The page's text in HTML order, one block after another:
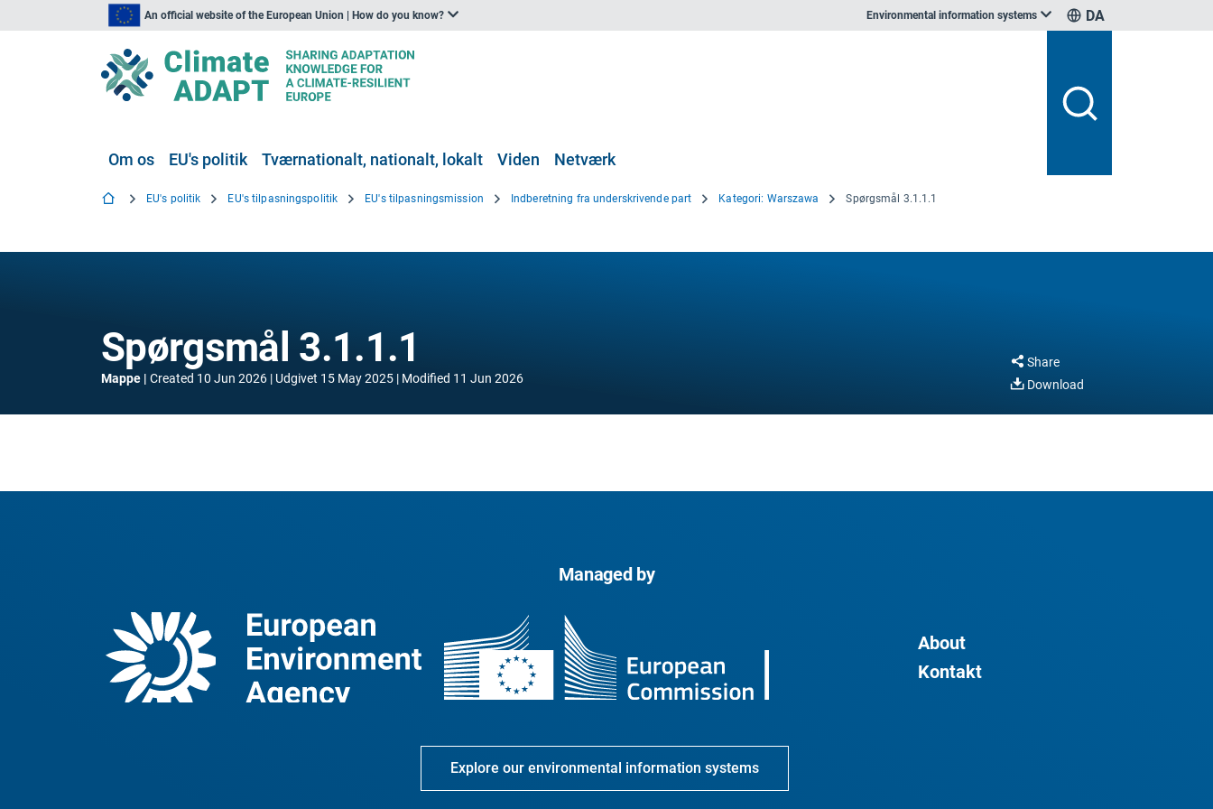
An official website of the European Union | How do you know? Environmental information systems DA
Om os EU's politik Tværnationalt, nationalt, lokalt Viden Netværk
EU's politik EU's tilpasningspolitik EU's tilpasningsmission Indberetning fra underskrivende part Kategori: Warszawa Spørgsmål 3.1.1.1
Spørgsmål 3.1.1.1
Mappe Created 10 Jun 2026 Udgivet 15 May 2025 Modified 11 Jun 2026
Share
Download
Managed by
About
Kontakt
Explore our environmental information systems